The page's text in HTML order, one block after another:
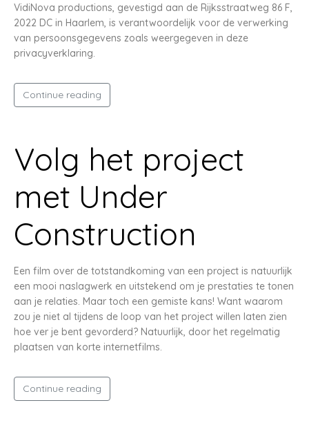
VidiNova productions, gevestigd aan de Rijksstraatweg 86 F,
2022 DC in Haarlem, is verantwoordelijk voor de verwerking
van persoonsgegevens zoals weergegeven in deze
privacyverklaring.
Continue reading
Volg het project
met Under
Construction
Een film over de totstandkoming van een project is natuurlijk
een mooi naslagwerk en uitstekend om je prestaties te tonen
aan je relaties. Maar toch een gemiste kans! Want waarom
zou je niet al tijdens de loop van het project willen laten zien
hoe ver je bent gevorderd? Natuurlijk, door het regelmatig
plaatsen van korte internetfilms.
Continue reading